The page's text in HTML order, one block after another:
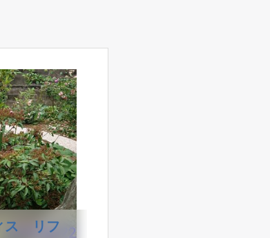
ス リフ